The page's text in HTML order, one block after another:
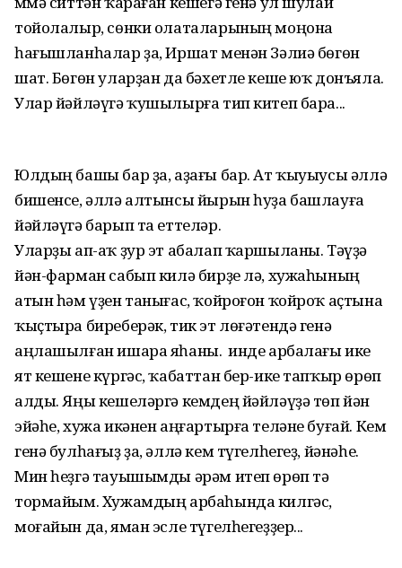
тойолалыр, сөнки олаталарының моңона
һағышланһалар ҙа, Иршат менән Зәлиә бөгөн
шат. Бөгөн уларҙан да бәхетле кеше юҡ донъяла.
Улар йәйләүгә ҡушылырға тип китеп бара...
Юлдың башы бар ҙа, аҙағы бар. Ат ҡыуыусы әллә
бишенсе, әллә алтынсы йырын һуҙа башлауға
йәйләүгә барып та еттеләр.
Уларҙы ап-аҡ ҙур эт абалап ҡаршыланы. Тәүҙә
йән-фарман сабып килә бирҙе лә, хужаһының
атын һәм үҙен танығас, ҡойроғон ҡойроҡ аҫтына
ҡыҫтыра биреберәк, тик эт лөғәтендә генә
аңлашылған ишара яһаны. Ә инде арбалағы ике
ят кешене күргәс, ҡабаттан бер-ике тапҡыр өрөп
алды. Яңы кешеләргә кемдең йәйләүҙә төп йән
эйәһе, хужа икәнен аңғартырға теләне буғай. Кем
генә булһағыҙ ҙа, әллә кем түгелһегеҙ, йәнәһе.
Мин һеҙгә тауышымды әрәм итеп өрөп тә
тормайым. Хужамдың арбаһында килгәс,
моғайын да, яман эсле түгелһегеҙҙер...